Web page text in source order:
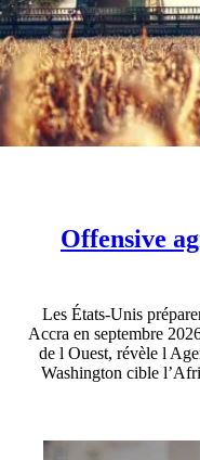
Offensive
Les États-Unis
Accra en septembre
de l Ouest, révèle l
Washington cible